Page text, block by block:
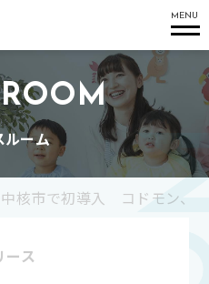
MENU
ルーム
核市で初導入 コドモン、
ース